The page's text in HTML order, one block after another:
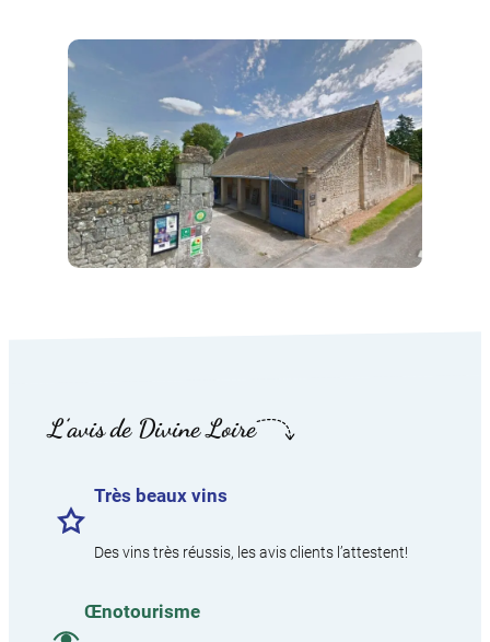
L’avis de Divine Loire
Très beaux vins
Des vins très réussis, les avis clients l’attestent!
Œnotourisme